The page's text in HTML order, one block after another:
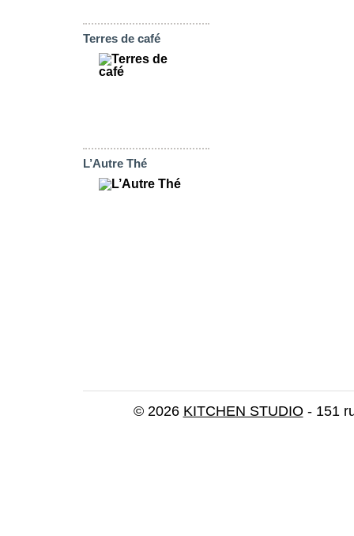
Terres de café
L’Autre Thé
© 2026 KITCHEN STUDIO - 151